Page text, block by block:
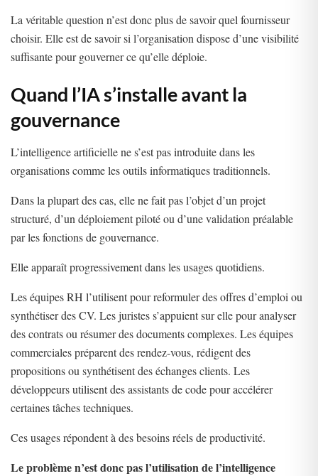
La véritable question n’est donc plus de savoir quel fournisseur
choisir. Elle est de savoir si l’organisation dispose d’une visibilité
suffisante pour gouverner ce qu’elle déploie.
Quand l’IA s’installe avant la
gouvernance
L’intelligence artificielle ne s’est pas introduite dans les
organisations comme les outils informatiques traditionnels.
Dans la plupart des cas, elle ne fait pas l’objet d’un projet
structuré, d’un déploiement piloté ou d’une validation préalable
par les fonctions de gouvernance.
Elle apparaît progressivement dans les usages quotidiens.
Les équipes RH l’utilisent pour reformuler des offres d’emploi ou
synthétiser des CV. Les juristes s’appuient sur elle pour analyser
des contrats ou résumer des documents complexes. Les équipes
commerciales préparent des rendez-vous, rédigent des
propositions ou synthétisent des échanges clients. Les
développeurs utilisent des assistants de code pour accélérer
certaines tâches techniques.
Ces usages répondent à des besoins réels de productivité.
Le problème n’est donc pas l’utilisation de l’intelligence